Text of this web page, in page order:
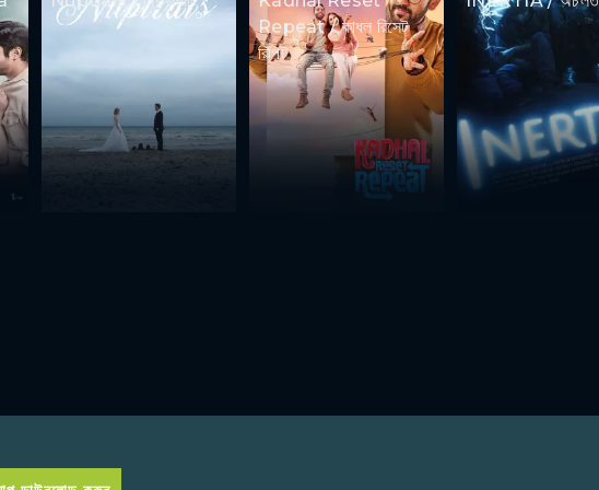
Repeat / কাধল রিসেট
রিপিট